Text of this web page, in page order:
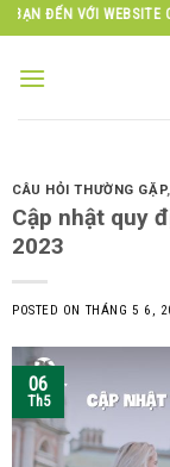
Skip
to
content
WEBSITE CÔNG TY
CÂU HỎI THƯỜNG GẶP,
Cập nhật quy
2023
POSTED ON THÁNG 5 6,
06
Th5